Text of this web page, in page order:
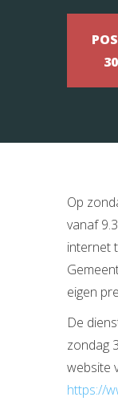
Op
vanaf
internet
eigen
De
zondag
website
https://